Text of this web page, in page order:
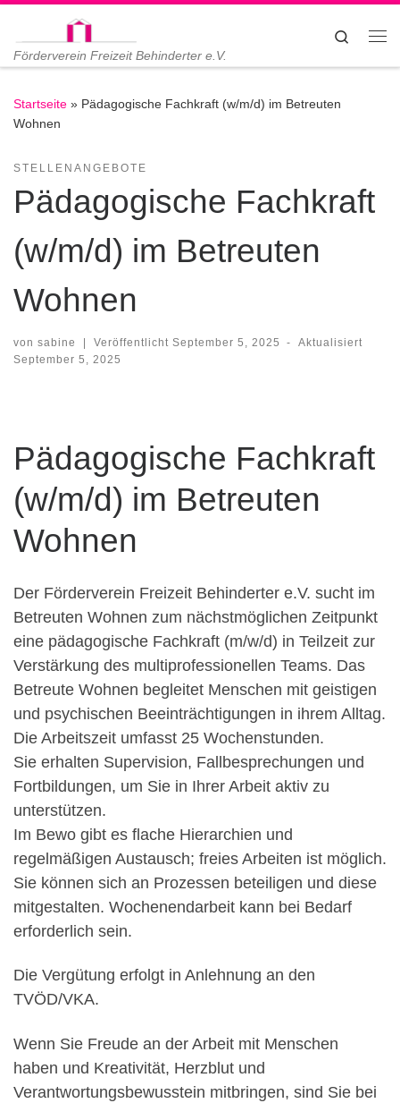
Zum Inhalt springen
Förderverein Freizeit Behinderter e.V.
Search
Startseite » Pädagogische Fachkraft (w/m/d) im Betreuten
Wohnen
STELLENANGEBOTE
Pädagogische Fachkraft
(w/m/d) im Betreuten
Wohnen
von sabine Veröffentlicht September 5, 2025 -
Aktualisiert
September 5, 2025
Pädagogische Fachkraft
(w/m/d) im Betreuten
Wohnen
Der Förderverein Freizeit Behinderter e.V. sucht im
Betreuten Wohnen zum nächstmöglichen Zeitpunkt
eine pädagogische Fachkraft (m/w/d) in Teilzeit zur
Verstärkung des multiprofessionellen Teams. Das
Betreute Wohnen begleitet Menschen mit geistigen
und psychischen Beeinträchtigungen in ihrem Alltag.
Die Arbeitszeit umfasst 25 Wochenstunden.
Sie erhalten Supervision, Fallbesprechungen und
Fortbildungen, um Sie in Ihrer Arbeit aktiv zu
unterstützen.
Im Bewo gibt es flache Hierarchien und
regelmäßigen Austausch; freies Arbeiten ist möglich.
Sie können sich an Prozessen beteiligen und diese
mitgestalten. Wochenendarbeit kann bei Bedarf
erforderlich sein.
Die Vergütung erfolgt in Anlehnung an den
TVÖD/VKA.
Wenn Sie Freude an der Arbeit mit Menschen
haben und Kreativität, Herzblut und
Verantwortungsbewusstein mitbringen, sind Sie bei